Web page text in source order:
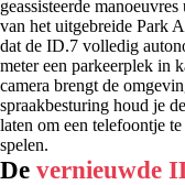
geassisteerde
van het uitgebreide Park
dat de ID.7 volledig
meter een parkeerplek in
camera brengt de
spraakbesturing houd je
laten om een telefoontje
spelen.
De vernieuwde